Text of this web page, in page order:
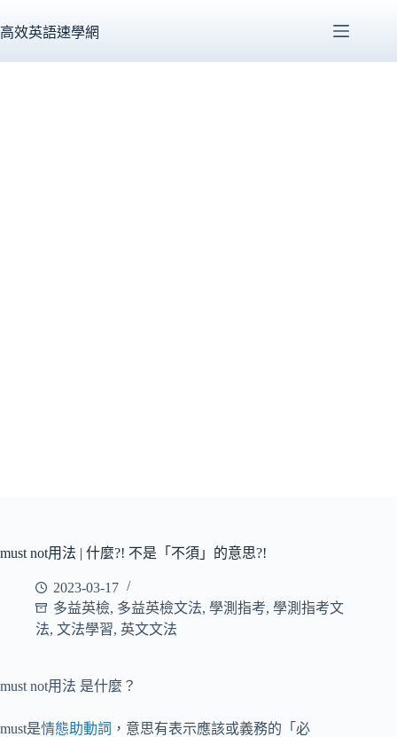
至
高效英語速學網
must not用法 | 什麼?! 不是「不須」的意思?!
2023-03-17
多益英檢, 多益英檢文法, 學測指考, 學測指考文
法, 文法學習, 英文文法
must not用法 是什麼？
must是情態助動詞 ，意思有表示應該或義務的「必